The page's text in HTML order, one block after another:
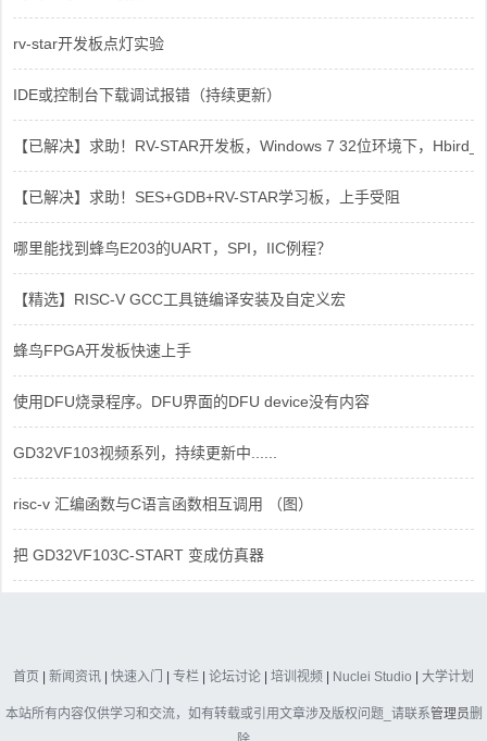
rv-star开发板点灯实验
IDE或控制台下载调试报错（持续更新）
【已解决】求助！RV-STAR开发板，Windows 7 32位环境下，
【已解决】求助！SES+GDB+RV-STAR学习板，上手受阻
哪里能找到蜂鸟E203的UART，SPI，IIC例程？
【精选】RISC-V GCC工具链编译安装及自定义宏
蜂鸟FPGA开发板快速上手
使用DFU烧录程序。DFU界面的DFU device没有内容
GD32VF103视频系列，持续更新中......
risc-v 汇编函数与C语言函数相互调用 （图）
把 GD32VF103C-START 变成仿真器
首页 | 新闻资讯 | 快速入门 | 专栏 | 论坛讨论 | 培训视频 | Nuclei Studio | 大学计划
本站所有内容仅供学习和交流，如有转载或引用文章涉及版权问题_请联系管理员删